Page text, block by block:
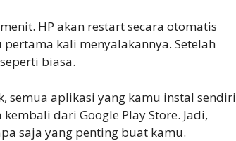
HP akan restart secara otomatis
kali menyalakannya. Setelah
biasa.
semua aplikasi yang kamu instal sendiri
dari Google Play Store. Jadi,
saja yang penting buat kamu.